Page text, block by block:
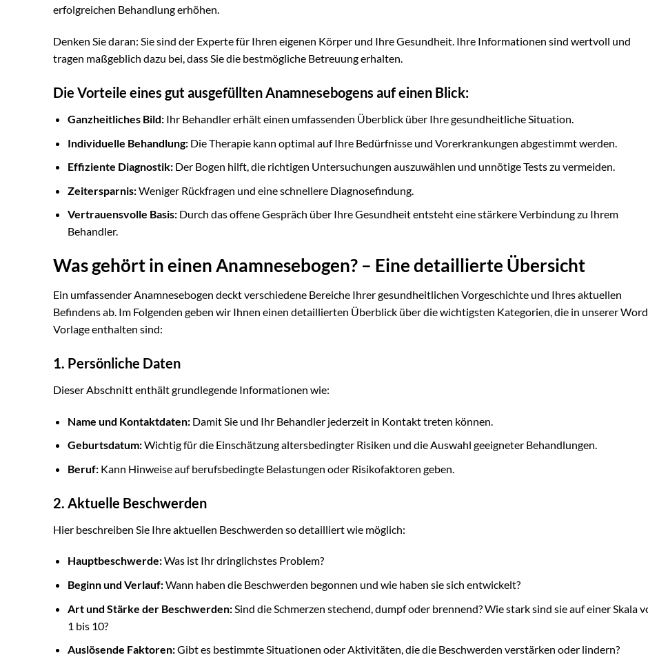
erfolgreichen Behandlung erhöhen.
Denken Sie daran: Sie sind der Experte für Ihren eigenen Körper und Ihre Gesundheit. Ihre Informationen sind wertvoll und
tragen maßgeblich dazu bei, dass Sie die bestmögliche Betreuung erhalten.
Die Vorteile eines gut ausgefüllten Anamnesebogens auf einen Blick:
Ganzheitliches Bild:Ihr Behandler erhält einen umfassenden Überblick über Ihre gesundheitliche Situation.
Individuelle Behandlung:Die Therapie kann optimal auf Ihre Bedürfnisse und Vorerkrankungen abgestimmt werden.
Effiziente Diagnostik:Der Bogen hilft, die richtigen Untersuchungen auszuwählen und unnötige Tests zu vermeiden.
Zeitersparnis:Weniger Rückfragen und eine schnellere Diagnosefindung.
Vertrauensvolle Basis:Durch das offene Gespräch über Ihre Gesundheit entsteht eine stärkere Verbindung zu Ihrem
Behandler.
Was gehört in einen Anamnesebogen? – Eine detaillierte Übersicht
Ein umfassender Anamnesebogen deckt verschiedene Bereiche Ihrer gesundheitlichen Vorgeschichte und Ihres aktuellen
Befindens ab. Im Folgenden geben wir Ihnen einen detaillierten Überblick über die wichtigsten Kategorien, die in unserer Word
Vorlage enthalten sind:
1. Persönliche Daten
Dieser Abschnitt enthält grundlegende Informationen wie:
Name und Kontaktdaten:Damit Sie und Ihr Behandler jederzeit in Kontakt treten können.
Geburtsdatum:Wichtig für die Einschätzung altersbedingter Risiken und die Auswahl geeigneter Behandlungen.
Beruf:Kann Hinweise auf berufsbedingte Belastungen oder Risikofaktoren geben.
2. Aktuelle Beschwerden
Hier beschreiben Sie Ihre aktuellen Beschwerden so detailliert wie möglich:
Hauptbeschwerde:Was ist Ihr dringlichstes Problem?
Beginn und Verlauf:Wann haben die Beschwerden begonnen und wie haben sie sich entwickelt?
Art und Stärke der Beschwerden:Sind die Schmerzen stechend, dumpf oder brennend? Wie stark sind sie auf einer Skala
1 bis 10?
Auslösende Faktoren:Gibt es bestimmte Situationen oder Aktivitäten, die die Beschwerden verstärken oder lindern?